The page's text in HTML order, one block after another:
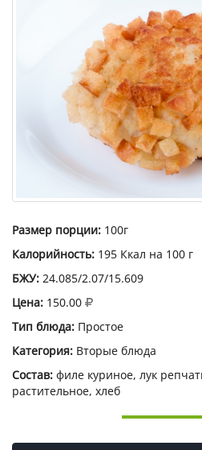
Размер порции: 100г
Калорийность: 195 Ккал на 100 г
БЖУ: 24.085/2.07/15.609
Цена: 150.00
Тип блюда: Простое
Категория: Вторые блюда
Состав: филе куриное, лук
растительное, хлеб